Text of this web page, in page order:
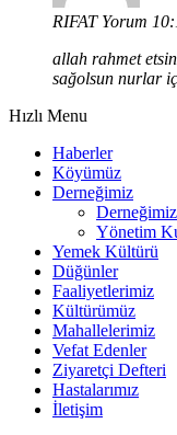
RIFAT Yorum
allah rahmet
sağolsun nurlar
Hızlı Menu
Haberler
Köyümüz
Derneğimiz
Yönetim
Yemek Kültürü
Düğünler
Faaliyetlerimiz
Kültürümüz
Mahallelerimiz
Vefat Edenler
Ziyaretçi Defteri
Hastalarımız
İletişim